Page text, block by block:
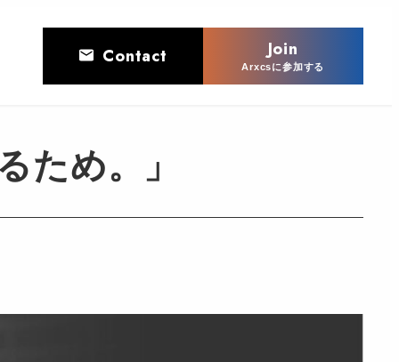
Contact Join
Arxcsに参加する
め。」